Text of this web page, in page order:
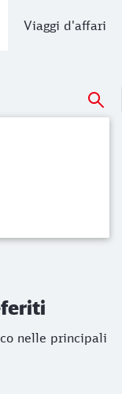
Viaggi d'affari
nelle principali